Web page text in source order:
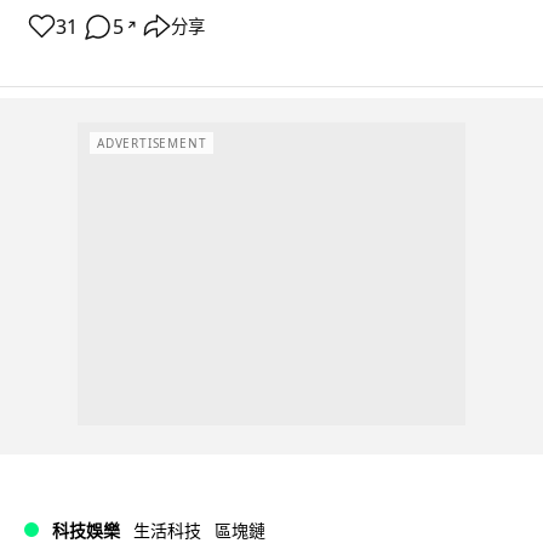
31 5 ↗ 分享
ADVERTISEMENT
科技娛樂 生活科技 區塊鏈